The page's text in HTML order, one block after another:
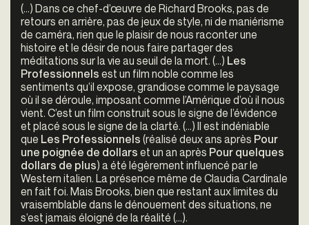
(…) Dans ce chef-d’œuvre de Richard Brooks, pas de
retours en arrière, pas de jeux de style, ni de maniérisme
de caméra, rien que le plaisir de nous raconter une
histoire et le désir de nous faire partager des
méditations sur la vie au seuil de la mort. (…) Les
Professionnels est un film noble comme les
sentiments qu’il expose, grandiose comme le paysage
où il se déroule, imposant comme l’Amérique d’où il nous
vient. C’est un film construit sous le signe de l’évidence
et placé sous le signe de la clarté. (…) Il est indéniable
que Les Professionnels (réalisé deux ans après Pour
une poignée de dollars et un an après Pour quelques
dollars de plus) a été légèrement influencé par le
Western italien. La présence même de Claudia Cardinale
en fait foi. Mais Brooks, bien que restant aux limites du
vraisemblable dans le dénouement des situations, ne
s’est jamais éloigné de la réalité (…).